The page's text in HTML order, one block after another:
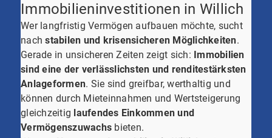
Immobilieninvestitionen in Willich
Wer langfristig Vermögen aufbauen möchte, sucht
nachstabilen und krisensicheren Möglichkeiten.
Gerade in unsicheren Zeiten zeigt sich: Immobilien
sind eine der verlässlichsten und renditestärksten
Anlageformen. Sie sind greifbar, werthaltig und
können durch Mieteinnahmen und Wertsteigerung
gleichzeitig laufendes Einkommen und
Vermögenszuwachs bieten.